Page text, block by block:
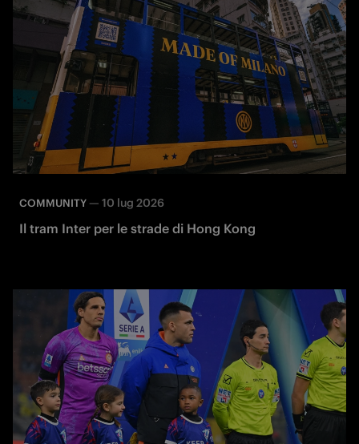
COMMUNITY — 10 lug 2026
Il tram Inter per le strade di Hong Kong